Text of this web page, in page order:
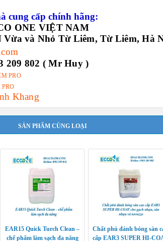
cung cấp chính hãng:
ONE VIỆT NAM
Vừa và Nhỏ Từ Liêm, Từ Liêm, Hà
209 802 ( Mr Huy )
PRO
PRO
Khang
SẢN PHẨM CÙNG LOẠI
EAR15 Quick Turch Clean –
chế phẩm làm sạch đa năng
Chất phủ đánh bóng sàn
cấp EAR3 SUPER HI-